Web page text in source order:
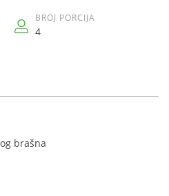
BROJ PORCIJA
4
brašna